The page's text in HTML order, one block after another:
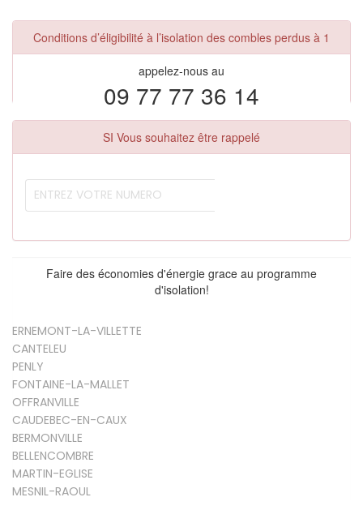
Conditions d’éligibilité à l’isolation des combles perdus à 1
appelez-nous au
09 77 77 36 14
SI Vous souhaitez être rappelé
Faire des économies d'énergie grace au programme
d'isolation!
ERNEMONT-LA-VILLETTE
CANTELEU
PENLY
FONTAINE-LA-MALLET
OFFRANVILLE
CAUDEBEC-EN-CAUX
BERMONVILLE
BELLENCOMBRE
MARTIN-EGLISE
MESNIL-RAOUL